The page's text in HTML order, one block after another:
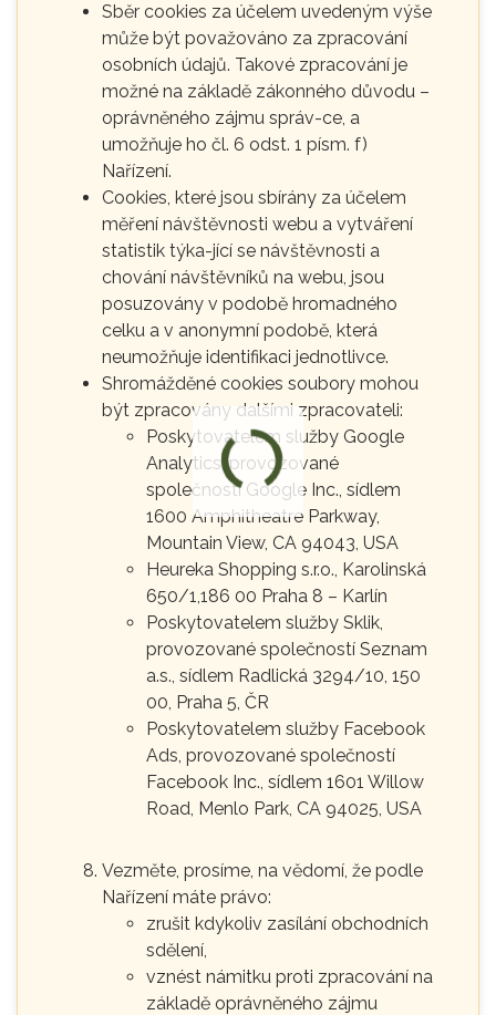
Sběr cookies za účelem uvedeným výše
může být považováno za zpracování
osobních údajů. Takové zpracování je
možné na základě zákonného důvodu –
oprávněného zájmu správ-ce, a
umožňuje ho čl. 6 odst. 1 písm. f)
Nařízení.
Cookies, které jsou sbírány za účelem
měření návštěvnosti webu a vytváření
statistik týka-jící se návštěvnosti a
chování návštěvníků na webu, jsou
posuzovány v podobě hromadného
celku a v anonymní podobě, která
neumožňuje identifikaci jednotlivce.
Shromážděné cookies soubory mohou
být zpracovány dalšími zpracovateli:
Poskytovatelem služby Google
Analytics, provozované
společností Google Inc., sídlem
1600 Amphitheatre Parkway,
Mountain View, CA 94043, USA
Heureka Shopping s.r.o., Karolinská
650/1,186 00 Praha 8 – Karlín
Poskytovatelem služby Sklik,
provozované společností Seznam
a.s., sídlem Radlická 3294/10, 150
00, Praha 5, ČR
Poskytovatelem služby Facebook
Ads, provozované společností
Facebook Inc., sídlem 1601 Willow
Road, Menlo Park, CA 94025, USA
Vezměte, prosíme, na vědomí, že podle
Nařízení máte právo:
zrušit kdykoliv zasílání obchodních
sdělení,
vznést námitku proti zpracování na
základě oprávněného zájmu